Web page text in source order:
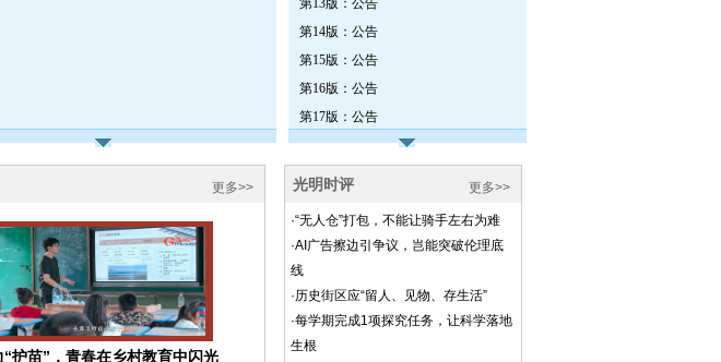
第13版：公告
第14版：公告
第15版：公告
第16版：公告
第17版：公告
第18版：公告
第19版：公告